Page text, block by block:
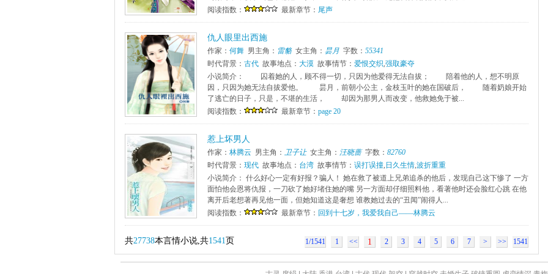
阅读指数：
最新章节： 尾声
仇人眼里出西施
作家： 何舞 男主角： 雷貉女主角： 昙月 字数： 55341
时代背景： 古代 故事地点： 大漠 故事情节： 爱恨交织,强取豪夺
小说简介： 囚着她的人，顾不得一切，只因为他爱得无法自拔； 陪着他的人，想不明原
因，只因为她无法自拔爱他。 昙月，前朝小公主，金枝玉叶的她在国破后， 随着奶娘开始
了逃亡的日子，只是，不堪的生活， 却因为那男人而改变，他救她免于被...
阅读指数：
最新章节： page 20
惹上坏男人
作家： 林腾云 男主角： 卫子让女主角： 汪晓蔷字数： 82760
时代背景： 现代 故事地点： 台湾 故事情节： 误打误撞, 日久生情,波折重重
小说简介： 什么好心一定有好报？骗人！ 她在救了被道上兄弟追杀的他后，发现自己这下惨了 一方
面怕他会恩将仇报，一刀砍了她好堵住她的嘴 另一方面却仔细照料他，看著他时还会脸红心跳 在他
离开后老想著再见他一面，但她知道这是奢想 谁教她过去的“丑闻”闹得人...
阅读指数：
最新章节： 回到十七岁，我爱我自己——林腾云
共27738本言情小说,共1541页 1/1541 1 << 1 2 3 4 5 6 7 > >> 1541